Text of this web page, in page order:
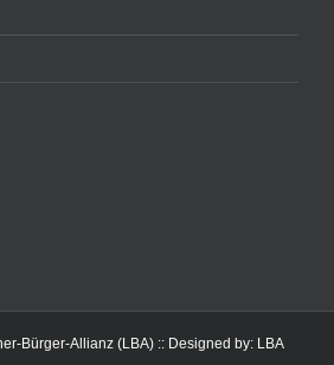
Bürger-Allianz (LBA) :: Designed by: LBA